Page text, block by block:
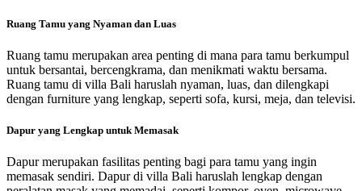
Ruang Tamu yang Nyaman dan Luas
Ruang tamu merupakan area penting di mana para tamu berkumpul
untuk bersantai, bercengkrama, dan menikmati waktu bersama.
Ruang tamu di villa Bali haruslah nyaman, luas, dan dilengkapi
dengan furniture yang lengkap, seperti sofa, kursi, meja, dan televisi.
Dapur yang Lengkap untuk Memasak
Dapur merupakan fasilitas penting bagi para tamu yang ingin
memasak sendiri. Dapur di villa Bali haruslah lengkap dengan